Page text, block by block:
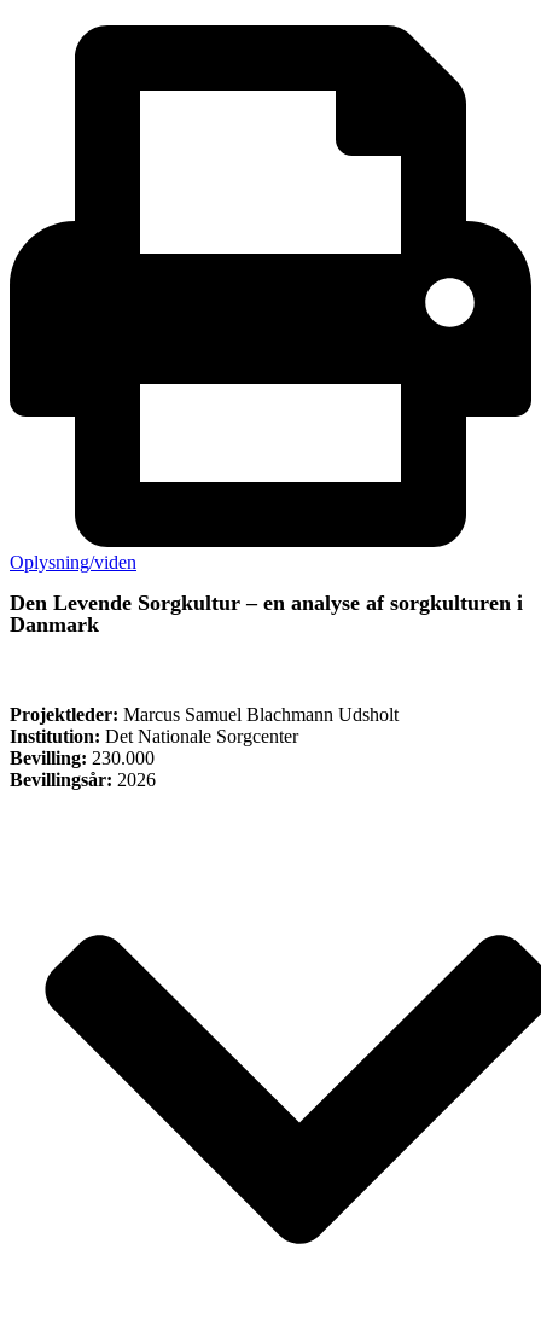
Oplysning/viden
Den Levende Sorgkultur – en analyse af sorgkulturen i
Danmark
Projektleder: Marcus Samuel Blachmann Udsholt
Institution: Det Nationale Sorgcenter
Bevilling: 230.000
Bevillingsår: 2026